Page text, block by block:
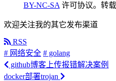
BY-NC-SA 许可协议。转
欢迎关注我的其它发布渠道
RSS
# 网络安全 # golang
github博客上传报错解决案例
docker部署trojan